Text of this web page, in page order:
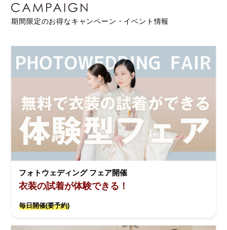
期間限定のお得なキャンペーン・イベント情報
フォトウェディング フェア開催
衣装の試着が体験できる！
毎日開催(要予約)